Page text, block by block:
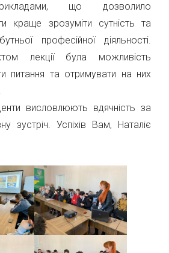
що дозволило
краще зрозуміти сутність та
професійної діяльності.
лекції була можливість
питання та отримувати на них
висловлюють вдячність за
зустріч. Успіхів Вам, Наталіє